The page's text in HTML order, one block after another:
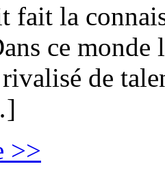
fait la
ce
de
>>